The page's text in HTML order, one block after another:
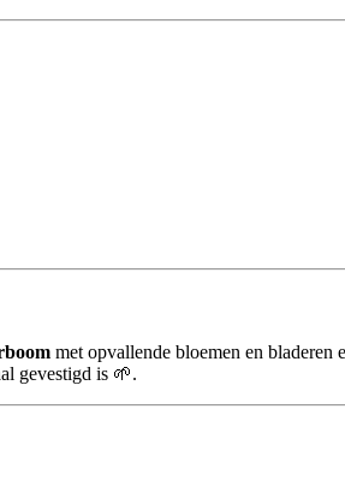
met opvallende bloemen en bladeren
gevestigd is 🌱.